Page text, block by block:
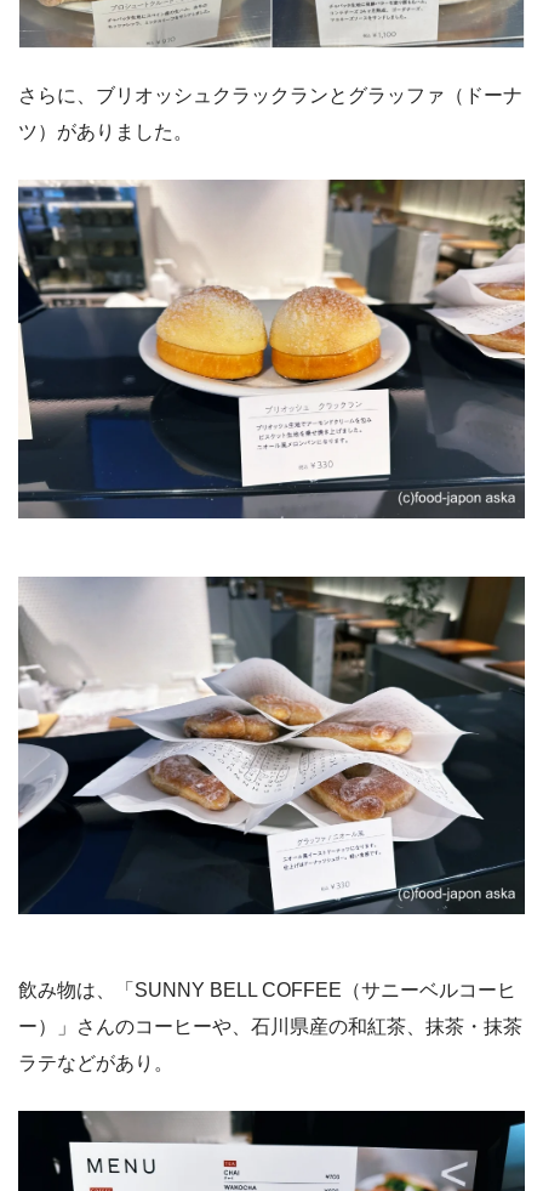
さらに、ブリオッシュクラックランとグラッファ（ドーナ
ツ）がありました。
飲み物は、「SUNNY BELL COFFEE（サニーベルコーヒ
ー）」さんのコーヒーや、石川県産の和紅茶、抹茶・抹茶
ラテなどがあり。